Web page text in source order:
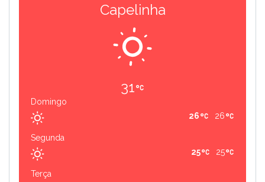
Capelinha
31
Domingo
26
26
Segunda
25
25
Terça